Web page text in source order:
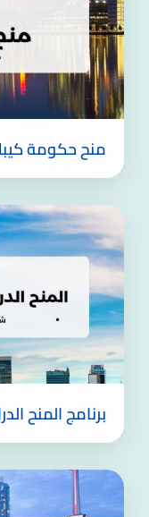
منح حكومة
برنامج المنح